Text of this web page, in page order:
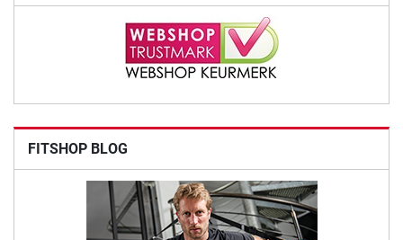
FITSHOP BLOG